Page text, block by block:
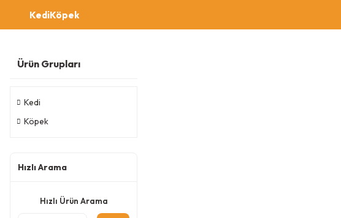
KediKöpek
Ürün Grupları
Kedi
Köpek
Hızlı Arama
Hızlı Ürün Arama